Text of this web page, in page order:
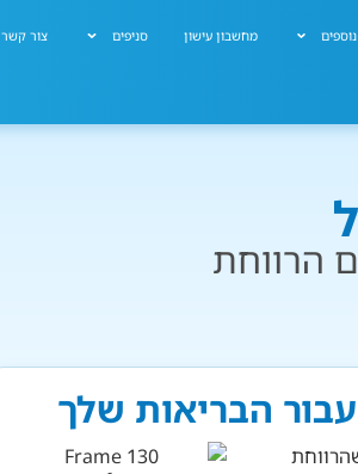
מחשבון עישון סניפים צור קשר
הרווחת
הבריאות שלך